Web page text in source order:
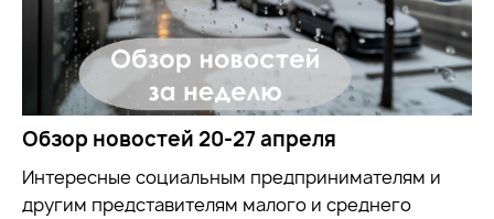
Обзор новостей 20-27 апреля
Интересные социальным предпринимателям и
другим представителям малого и среднего